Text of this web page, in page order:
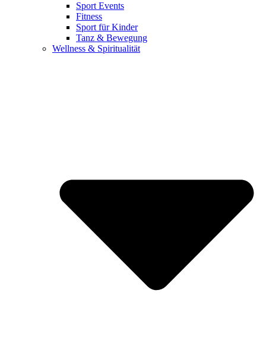
Sport Events
Fitness
Sport für Kinder
Tanz & Bewegung
Wellness & Spiritualität